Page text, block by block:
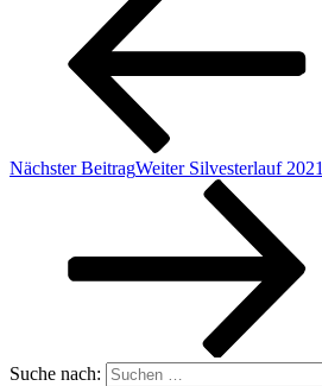
Nächster BeitragWeiter Silvesterlauf 2021
Suche nach: